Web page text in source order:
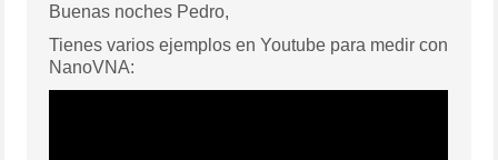
Buenas noches Pedro,
Tienes varios ejemplos en Youtube para medir con
NanoVNA: